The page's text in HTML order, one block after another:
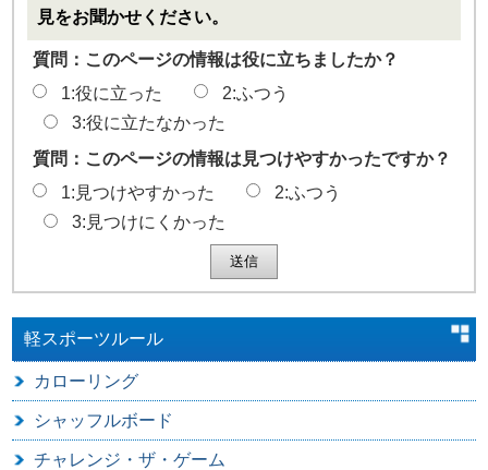
見をお聞かせください。
質問：このページの情報は役に立ちましたか？
1:役に立った
2:ふつう
3:役に立たなかった
質問：このページの情報は見つけやすかったですか？
1:見つけやすかった
2:ふつう
3:見つけにくかった
軽スポーツルール
カローリング
シャッフルボード
チャレンジ・ザ・ゲーム